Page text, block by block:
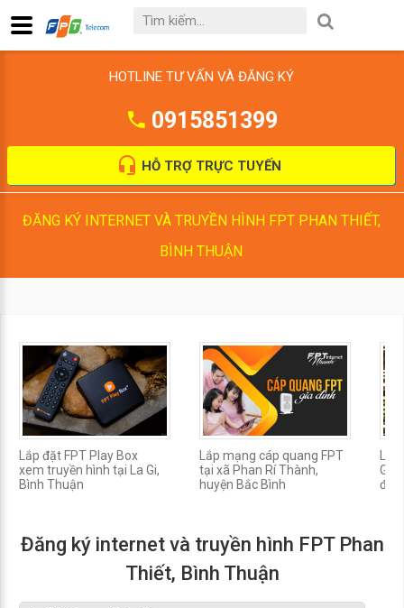
HOTLINE TƯ VẤN VÀ ĐĂNG KÝ
0915851399
HỖ TRỢ TRỰC TUYẾN
ĐĂNG KÝ INTERNET VÀ TRUYỀN HÌNH FPT PHAN THIẾT,
BÌNH THUẬN
Lắp đặt FPT Play Box
xem truyền hình tại La Gi,
Bình Thuận
Lắp mạng cáp quang FPT
tại xã Phan Rí Thành,
huyện Bắc Bình
Gi,
đình
Đăng ký internet và truyền hình FPT Phan
Thiết, Bình Thuận